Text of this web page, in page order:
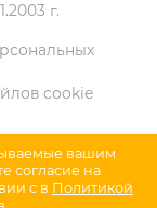
г.
cookie
вашим
согласие на
с в Политикой